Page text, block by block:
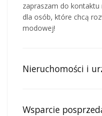
zapraszam do
dla osób, które chcą
modowej!
Nieruchomości i
Wsparcie